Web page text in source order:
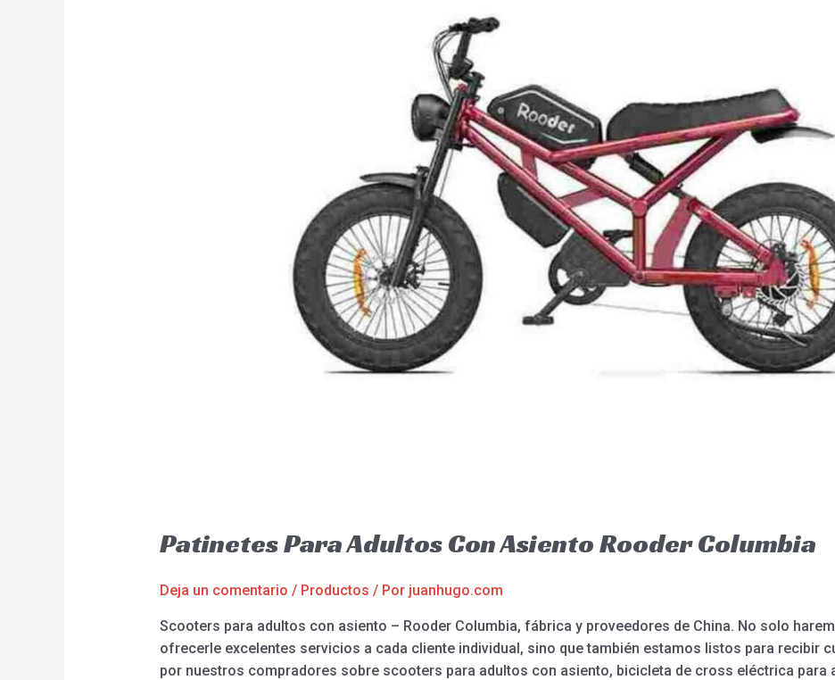
Patinetes Para Adultos Con Asiento Rooder Columbia
Deja un comentario / Productos / Por juanhugo.com
Scooters para adultos con asiento – Rooder Columbia, fábrica y proveedores de China. No solo
ofrecerle excelentes servicios a cada cliente individual, sino que también estamos listos para recibir
por nuestros compradores sobre scooters para adultos con asiento, bicicleta de cross eléctrica para